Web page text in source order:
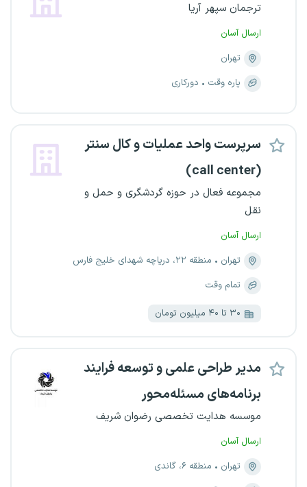
ترجمان سپهر آریا
ارسال آسان
تهران
پاره وقت
دورکاری
سرپرست واحد عملیات و کال سنتر
(call center)
مجموعه فعال در حوزه گردشگری و حمل و
نقل
ارسال آسان
تهران
منطقه ۲۲، دریاچه شهدای خلیج فارس
تمام وقت
۳۰ تا ۴۰ میلیون تومان
مدیر طراحی علمی و توسعه فرایند
برنامه‌های مسئله‌محور
موسسه هدایت تخصصی رضوان شریف
ارسال آسان
تهران
منطقه ۶، گاندی